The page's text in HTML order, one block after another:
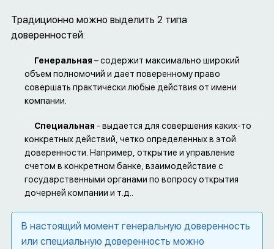
Традиционно можно выделить 2 типа
доверенностей:
Генеральная – содержит максимально широкий
объем полномочий и дает поверенному право
совершать практически любые действия от имени
компании.
Специальная - выдается для совершения каких-то
конкретных действий, четко определенных в этой
доверенности. Например, открытие и управление
счетом в конкретном банке, взаимодействие с
государственными органами по вопросу открытия
дочерней компании и т.д..
В настоящий момент генеральную доверенность
или специальную доверенность можно